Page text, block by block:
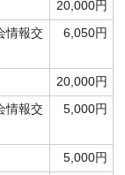
20,000円
情報交
6,050円
20,000円
情報交
5,000円
5,000円